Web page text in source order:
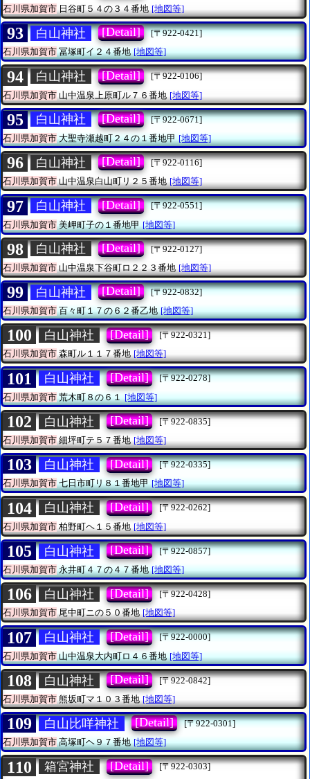
石川県加賀市 日谷町５４の３４番地 [地図等]
93 白山神社 [Detail]
[〒922-0421]
石川県加賀市冨塚町イ２４番地 [地図等]
94 白山神社 [Detail]
[〒922-0106]
石川県加賀市 山中温泉上原町ル７６番地 [地図等]
95 白山神社 [Detail]
[〒922-0671]
石川県加賀市大聖寺瀬越町２４の１番地甲 [地図等]
96 白山神社 [Detail]
[〒922-0116]
石川県加賀市山中温泉白山町リ２５番地 [地図等]
97 白山神社 [Detail]
[〒922-0551]
石川県加賀市美岬町子の１番地甲 [地図等]
98 白山神社 [Detail]
[〒922-0127]
石川県加賀市 山中温泉下谷町ロ２２３番地 [地図等]
99 白山神社 [Detail]
[〒922-0832]
石川県加賀市百々町１７の６２番乙地 [地図等]
100 白山神社 [Detail]
[〒922-0321]
石川県加賀市森町ル１１７番地 [地図等]
101 白山神社 [Detail]
[〒922-0278]
石川県加賀市荒木町８の６１ [地図等]
102 白山神社 [Detail]
[〒922-0835]
石川県加賀市細坪町テ５７番地 [地図等]
103 白山神社 [Detail]
[〒922-0335]
石川県加賀市七日市町リ８１番地甲 [地図等]
104 白山神社 [Detail]
[〒922-0262]
石川県加賀市 柏野町ヘ１５番地 [地図等]
105 白山神社 [Detail]
[〒922-0857]
石川県加賀市永井町４７の４７番地 [地図等]
106 白山神社 [Detail]
[〒922-0428]
石川県加賀市尾中町ニの５０番地 [地図等]
107 白山神社 [Detail]
[〒922-0000]
石川県加賀市山中温泉大内町ロ４６番地 [地図等]
108 白山神社 [Detail]
[〒922-0842]
石川県加賀市熊坂町マ１０３番地 [地図等]
109 白山比咩神社 [Detail]
[〒922-0301]
石川県加賀市高塚町ヘ９７番地 [地図等]
110 箱宮神社 [Detail]
[〒922-0303]